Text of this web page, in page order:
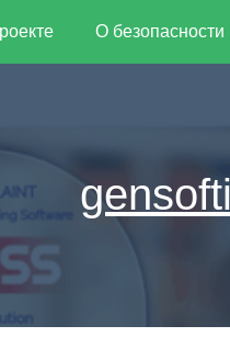
О безопасности